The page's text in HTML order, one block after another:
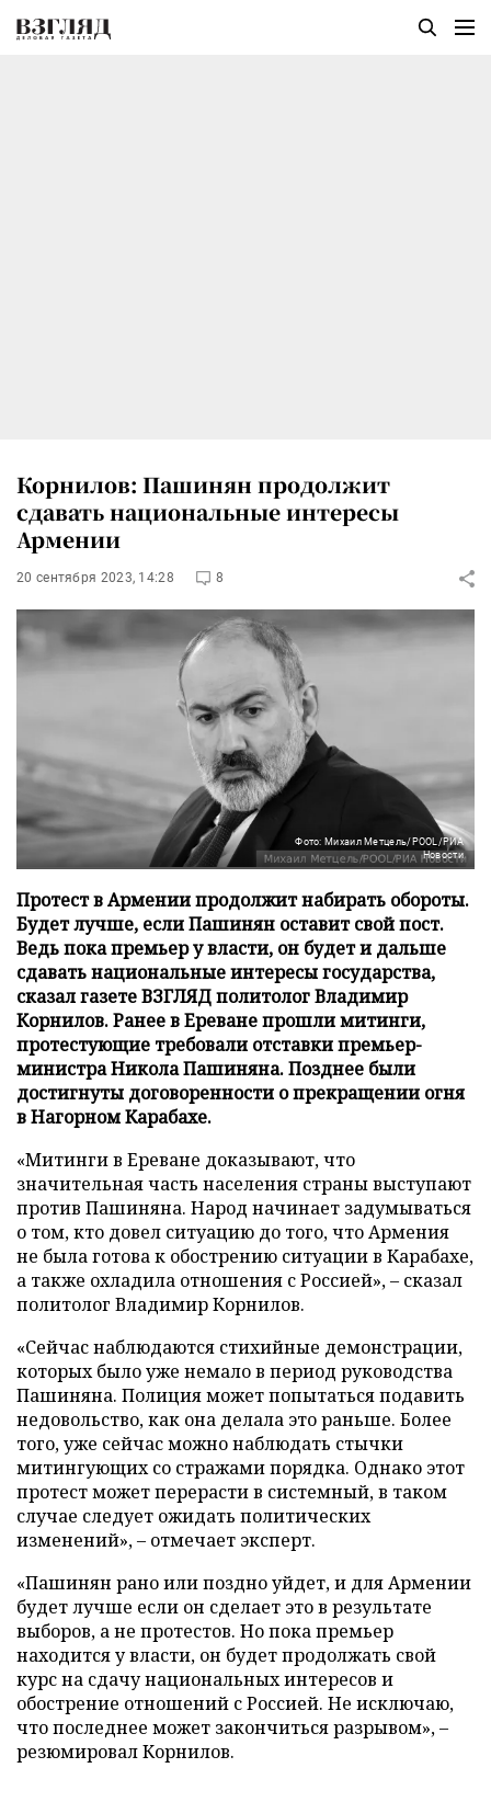
Корнилов: Пашинян продолжит
сдавать национальные интересы
Армении
20 сентября 2023, 14:28 8
Фото: Михаил Метцель/POOL/РИА
Новости
Протест в Армении продолжит набирать обороты.
Будет лучше, если Пашинян оставит свой пост.
Ведь пока премьер у власти, он будет и дальше
сдавать национальные интересы государства,
сказал газете ВЗГЛЯД политолог Владимир
Корнилов. Ранее в Ереване прошли митинги,
протестующие требовали отставки премьер-
министра Никола Пашиняна. Позднее были
достигнуты договоренности о прекращении огня
в Нагорном Карабахе.
«Митинги в Ереване доказывают, что
значительная часть населения страны выступают
против Пашиняна. Народ начинает задумываться
о том, кто довел ситуацию до того, что Армения
не была готова к обострению ситуации в Карабахе,
а также охладила отношения с Россией», – сказал
политолог Владимир Корнилов.
«Сейчас наблюдаются стихийные демонстрации,
которых было уже немало в период руководства
Пашиняна. Полиция может попытаться подавить
недовольство, как она делала это раньше. Более
того, уже сейчас можно наблюдать стычки
митингующих со стражами порядка. Однако этот
протест может перерасти в системный, в таком
случае следует ожидать политических
изменений», – отмечает эксперт.
«Пашинян рано или поздно уйдет, и для Армении
будет лучше если он сделает это в результате
выборов, а не протестов. Но пока премьер
находится у власти, он будет продолжать свой
курс на сдачу национальных интересов и
обострение отношений с Россией. Не исключаю,
что последнее может закончиться разрывом», –
резюмировал Корнилов.